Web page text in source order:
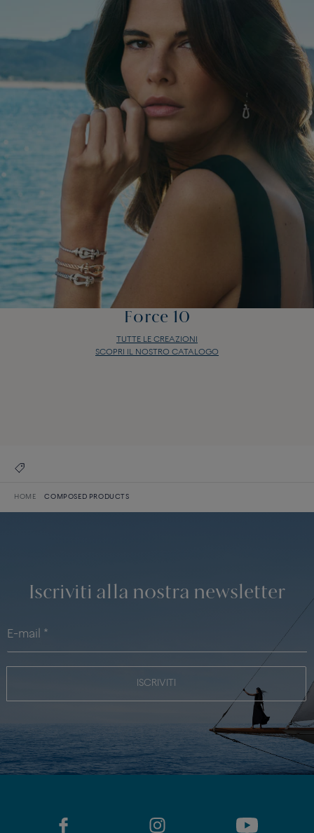
Force 10
TUTTE LE CREAZIONI
SCOPRI IL NOSTRO CATALOGO
HOME COMPOSED PRODUCTS
Iscriviti alla nostra newsletter
ISCRIVITI